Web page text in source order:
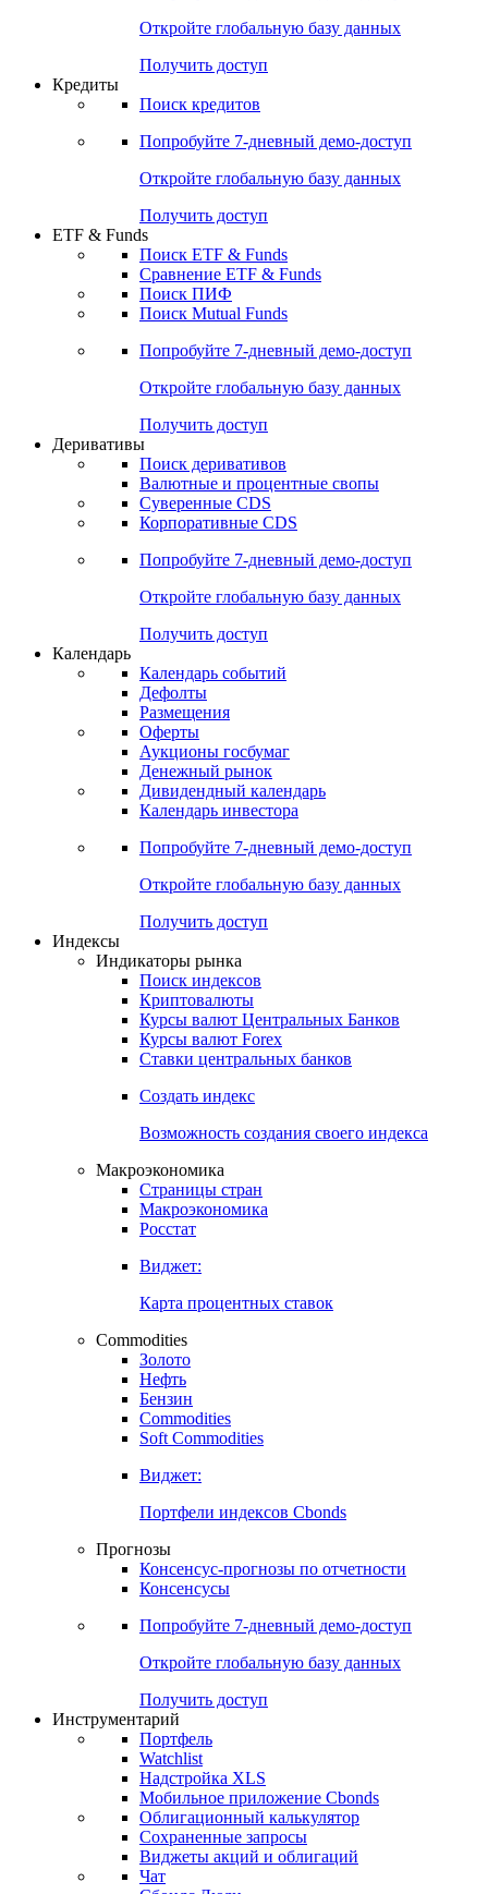
Российские IPO/SPO
Попробуйте7-дневный
Откройте глобальную базу данных
Получить доступ
Поиск кредитов
Попробуйте7-дневный
Откройте глобальную базу данных
Получить доступ
ETF & Funds
Сравнение ETF & Funds
Поиск Mutual Funds
Попробуйте7-дневный
Откройте глобальную базу данных
Получить доступ
Деривативы
Валютные и процентные свопы
Корпоративные CDS
Попробуйте7-дневный
Откройте глобальную базу данных
Получить доступ
Календарь
Календарь событий
Дефолты
Размещения
Оферты
Денежный рынок
Календарь инвестора
Попробуйте7-дневный
Откройте глобальную базу данных
Получить доступ
Индикаторы рынка
Поиск индексов
Курсы валют Центральных Банков
Ставки центральных банков
Создать индекс
Возможность создания своего индекса
Страницы стран
Росстат
Виджет:
Карта процентных ставок
Commodities
Золото
Бензин
Soft Commodities
Виджет:
Портфели индексов Cbonds
Прогнозы
Консенсусы
Попробуйте7-дневный
Откройте глобальную базу данных
Получить доступ
Инструментарий
Портфель
Watchlist
Надстройка XLS
Мобильное приложение Cbonds